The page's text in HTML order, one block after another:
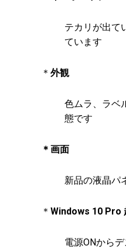
テカリが出て
ています
＊ 外観
色ムラ、ラベ
態です
＊画面
新品の液晶パ
＊ Windows 10 Pro
電源ONから